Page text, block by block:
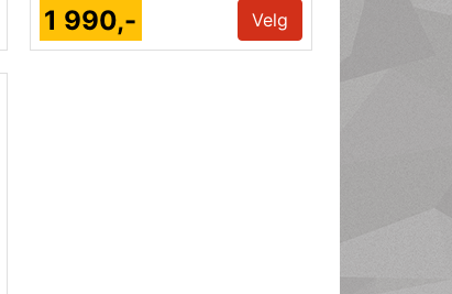
1 990,- Velg